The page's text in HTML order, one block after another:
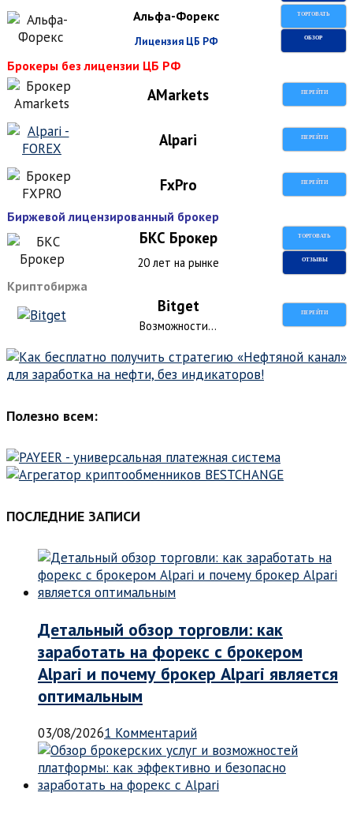
Альфа-Форекс ТОРГОВАТЬ
Лицензия ЦБ РФ ОБЗОР
Брокеры без лицензии ЦБ РФ
AMarkets ПЕРЕЙТИ
Alpari ПЕРЕЙТИ
FxPro ПЕРЕЙТИ
Биржевой лицензированный брокер
БКС Брокер ТОРГОВАТЬ
20 лет на рынке ОТЗЫВЫ
Криптобиржа
Bitget ПЕРЕЙТИ
Возможности...
Полезно всем:
ПОСЛЕДНИЕ ЗАПИСИ
Детальный обзор торговли: как
заработать на форекс с брокером
Alpari и почему брокер Alpari является
оптимальным
03/08/20261 Комментарий